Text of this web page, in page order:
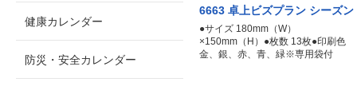
6663 卓上ビズプラン シーズン
●サイズ 180mm（W）
×150mm（H）●枚数 13枚●印刷色
金、銀、赤、青、緑※専用袋付
健康カレンダー
防災・安全カレンダー